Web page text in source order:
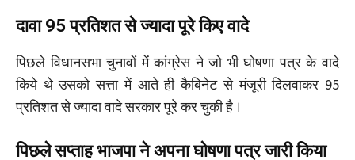
दावा 95 प्रतिशत से ज्यादा पूरे किए वादे
पिछले विधानसभा चुनावों में कांग्रेस ने जो भी घोषणा पत्र के वादे
किये थे उसको सत्ता में आते ही कैबिनेट से मंजूरी दिलवाकर 95
प्रतिशत से ज्यादा वादे सरकार पूरे कर चुकी है।
पिछले सप्ताह भाजपा ने अपना घोषणा पत्र जारी किया